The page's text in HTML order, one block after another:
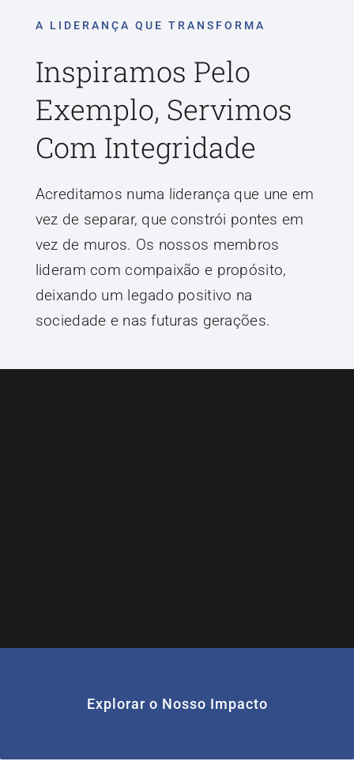
A LIDERANÇA QUE TRANSFORMA
Inspiramos Pelo
Exemplo, Servimos
Com Integridade
Acreditamos numa liderança que une em
vez de separar, que constrói pontes em
vez de muros. Os nossos membros
lideram com compaixão e propósito,
deixando um legado positivo na
sociedade e nas futuras gerações.
Explorar o Nosso Impacto